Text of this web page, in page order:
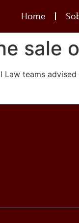
Home
sale
Law teams